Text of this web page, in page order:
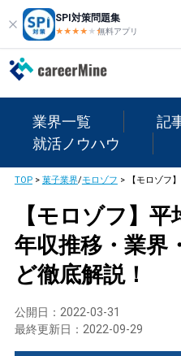
SPI対策問題集
★★★★ ★★
無料アプリ
業界一覧
記
就活ノウハウ
TOP> 菓子業界/モロゾフ >
【モロゾフ】平
年収推移・業界
ど徹底解説！
公開日： 2022-03-31
最終更新日： 2022-09-29